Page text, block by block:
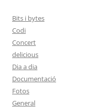
Bits i bytes
Codi
Concert
delicious
Dia a dia
Documentació
Fotos
General